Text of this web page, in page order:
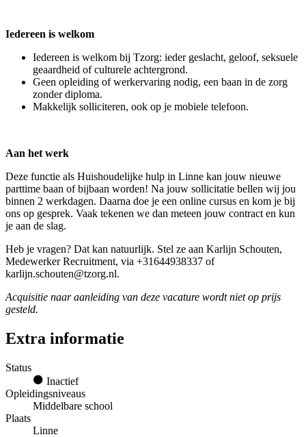
Iedereen is welkom
Iedereen is welkom bij Tzorg: ieder geslacht, geloof, seksuele
geaardheid of culturele achtergrond.
Geen opleiding of werkervaring nodig, een baan in de zorg
zonder diploma.
Makkelijk solliciteren, ook op je mobiele telefoon.
Aan het werk
Deze functie als Huishoudelijke hulp in Linne kan jouw nieuwe
parttime baan of bijbaan worden! Na jouw sollicitatie bellen wij jou
binnen 2 werkdagen. Daarna doe je een online cursus en kom je bij
ons op gesprek. Vaak tekenen we dan meteen jouw contract en kun
je aan de slag.
Heb je vragen? Dat kan natuurlijk. Stel ze aan Karlijn Schouten,
Medewerker Recruitment, via +31644938337 of
karlijn.schouten@tzorg.nl.
Acquisitie naar aanleiding van deze vacature wordt niet op prijs
gesteld.
Extra informatie
Status
Inactief
Opleidingsniveaus
Middelbare school
Plaats
Linne